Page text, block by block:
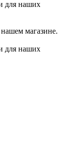
для наших
магазине.
для наших